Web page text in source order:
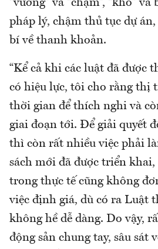
“vướng” và “chậm”, “khó”
pháp lý, chậm thủ tục dự
bí về thanh khoản.
“Kể cả khi các luật đã được
có hiệu lực, tôi cho rằng thị
thời gian để thích nghi và
giai đoạn tới. Để giải quyết
thì còn rất nhiều việc phải
sách mới đã được triển
trong thực tế cũng không
việc định giá, dù có ra Luật
không hề dễ dàng. Do vậy,
động sản chung tay, sâu sát